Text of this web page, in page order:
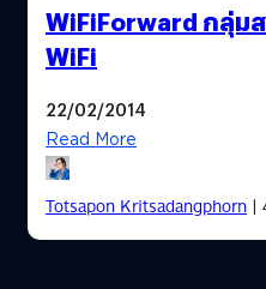
WiFiForward กลุ่ม
WiFi
22/02/2014
Read More
Totsapon Kritsadangphorn|